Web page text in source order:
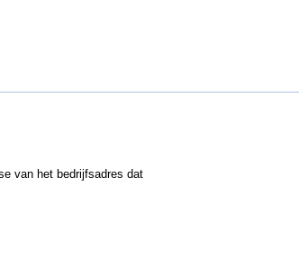
van het bedrijfsadres dat